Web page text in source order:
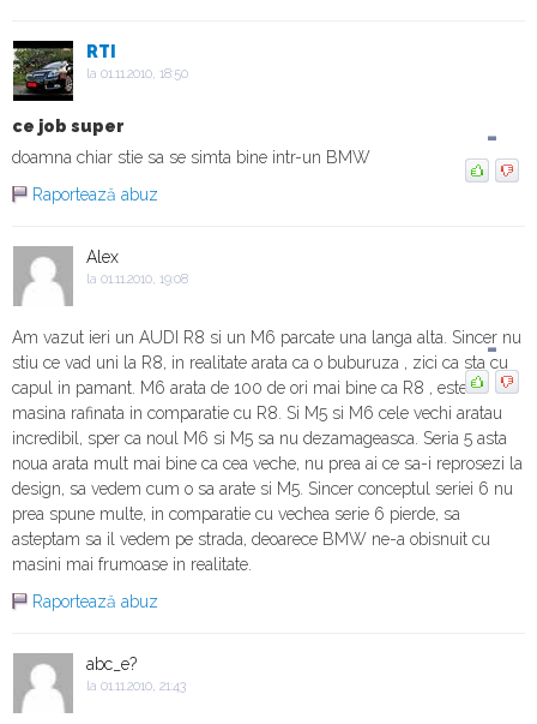
RTI
la 01.11.2010, 18:50
ce job super
doamna chiar stie sa se simta bine intr-un BMW
Raportează abuz
-
Alex
la 01.11.2010, 19:08
Am vazut ieri un AUDI R8 si un M6 parcate una langa alta. Sincer nu
stiu ce vad uni la R8, in realitate arata ca o buburuza , zici ca sta cu
capul in pamant. M6 arata de 100 de ori mai bine ca R8 , este o
masina rafinata in comparatie cu R8. Si M5 si M6 cele vechi aratau
incredibil, sper ca noul M6 si M5 sa nu dezamageasca. Seria 5 asta
noua arata mult mai bine ca cea veche, nu prea ai ce sa-i reprosezi la
design, sa vedem cum o sa arate si M5. Sincer conceptul seriei 6 nu
prea spune multe, in comparatie cu vechea serie 6 pierde, sa
asteptam sa il vedem pe strada, deoarece BMW ne-a obisnuit cu
masini mai frumoase in realitate.
Raportează abuz
-
abc_e?
la 01.11.2010, 21:43